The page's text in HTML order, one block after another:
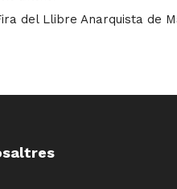
del Llibre Anarquista de